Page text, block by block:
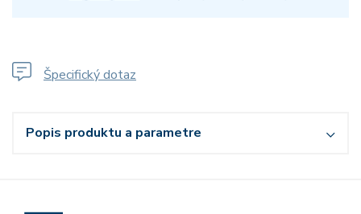
Špecifický dotaz
Popis produktu a parametre